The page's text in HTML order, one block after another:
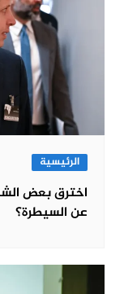
الرئيسية
اخترق بعض
عن السيطرة؟